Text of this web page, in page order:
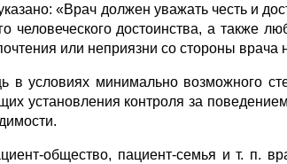
«Врач должен уважать честь и
человеческого досто­инства, а также
или неприязни со стороны врача
в условиях мини­мально возможного
установления контроля за
общество, пациент-семья и т. п.